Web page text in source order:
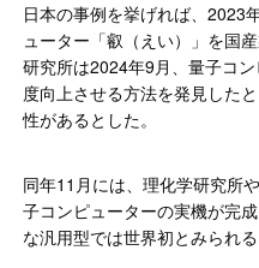
日本の事例を挙げれば、2023
ューター「叡（えい）」を国
研究所は2024年9月、量子コ
度向上させる方法を発見した
性があるとした。
同年11月には、理化学研究所
子コンピューターの実機が完
な汎用型では世界初とみられる